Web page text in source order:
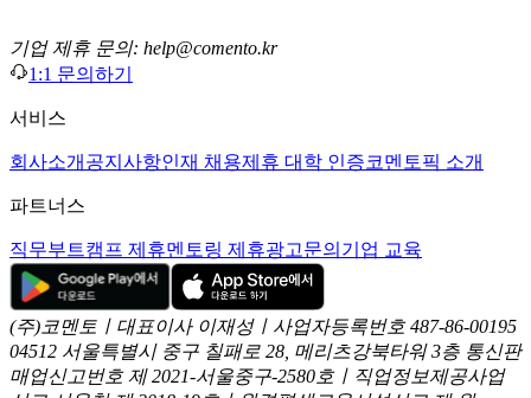
기업 제휴 문의: help@comento.kr
1:1 문의하기
서비스
회사소개 공지사항인재 채용제휴 대학 인증코멘토픽 소개
파트너스
직무부트캠프 제휴멘토링 제휴광고문의 기업 교육
(주)코멘토ㅣ대표이사 이재성ㅣ사업자등록번호 487-86-00195
04512 서울특별시 중구 칠패로 28, 메리츠강북타워 3층 통신판
매업신고번호 제 2021-서울중구-2580호ㅣ직업정보제공사업